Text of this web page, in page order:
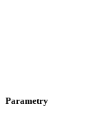
Parametry